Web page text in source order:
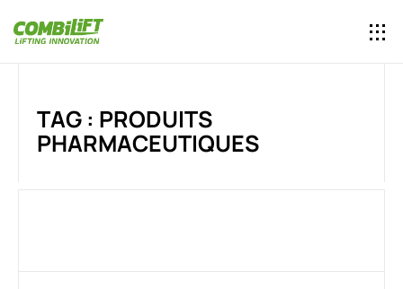
TAG : PRODUITS
PHARMACEUTIQUES